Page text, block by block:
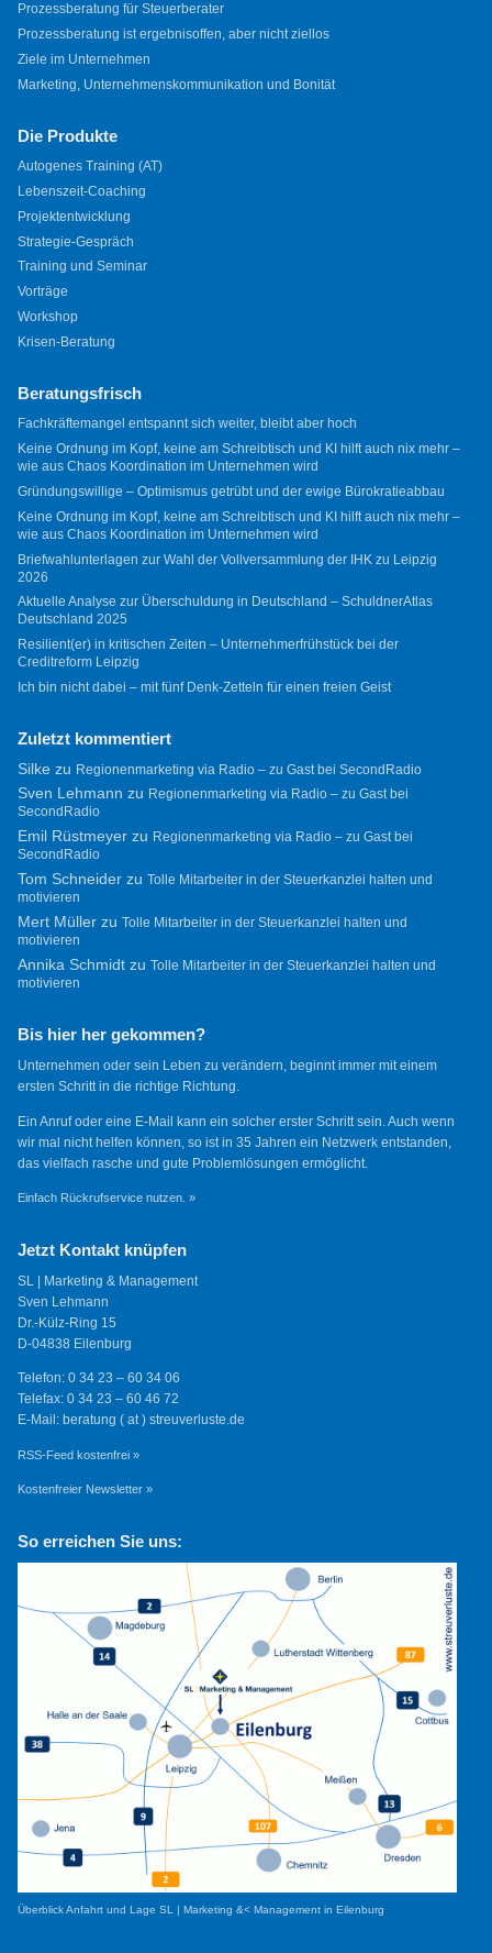
Prozessberatung für Steuerberater
Prozessberatung ist ergebnisoffen, aber nicht ziellos
Ziele im Unternehmen
Marketing, Unternehmenskommunikation und Bonität
Die Produkte
Autogenes Training (AT)
Lebenszeit-Coaching
Projektentwicklung
Strategie-Gespräch
Training und Seminar
Vorträge
Workshop
Krisen-Beratung
Beratungsfrisch
Fachkräftemangel entspannt sich weiter, bleibt aber hoch
Keine Ordnung im Kopf, keine am Schreibtisch und KI hilft auch nix mehr –
wie aus Chaos Koordination im Unternehmen wird
Gründungswillige – Optimismus getrübt und der ewige Bürokratieabbau
Keine Ordnung im Kopf, keine am Schreibtisch und KI hilft auch nix mehr –
wie aus Chaos Koordination im Unternehmen wird
Briefwahlunterlagen zur Wahl der Vollversammlung der IHK zu Leipzig
2026
Aktuelle Analyse zur Überschuldung in Deutschland – SchuldnerAtlas
Deutschland 2025
Resilient(er) in kritischen Zeiten – Unternehmerfrühstück bei der
Creditreform Leipzig
Ich bin nicht dabei – mit fünf Denk-Zetteln für einen freien Geist
Zuletzt kommentiert
Silkezu Regionenmarketing via Radio – zu Gast bei SecondRadio
Sven Lehmann zu Regionenmarketing via Radio – zu Gast bei
SecondRadio
Emil Rüstmeyerzu Regionenmarketing via Radio – zu Gast bei
SecondRadio
Tom Schneiderzu Tolle Mitarbeiter in der Steuerkanzlei halten und
motivieren
Mert Müllerzu Tolle Mitarbeiter in der Steuerkanzlei halten und
motivieren
Annika Schmidtzu Tolle Mitarbeiter in der Steuerkanzlei halten und
motivieren
Bis hier her gekommen?
Unternehmen oder sein Leben zu verändern, beginnt immer mit einem
ersten Schritt in die richtige Richtung.
Ein Anruf oder eine E-Mail kann ein solcher erster Schritt sein. Auch wenn
wir mal nicht helfen können, so ist in 35 Jahren ein Netzwerk entstanden,
das vielfach rasche und gute Problemlösungen ermöglicht.
Einfach Rückrufservice nutzen. »
Jetzt Kontakt knüpfen
SL | Marketing & Management
Sven Lehmann
Dr.-Külz-Ring 15
D-04838 Eilenburg
Telefon: 0 34 23 – 60 34 06
Telefax: 0 34 23 – 60 46 72
E-Mail: beratung ( at ) streuverluste.de
RSS-Feed kostenfrei »
Kostenfreier Newsletter »
So erreichen Sie uns:
Überblick Anfahrt und Lage SL | Marketing &< Management in Eilenburg